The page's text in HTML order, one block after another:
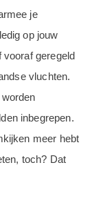
je
op jouw
vooraf geregeld
vluchten.
inbegrepen.
meer hebt
toch? Dat